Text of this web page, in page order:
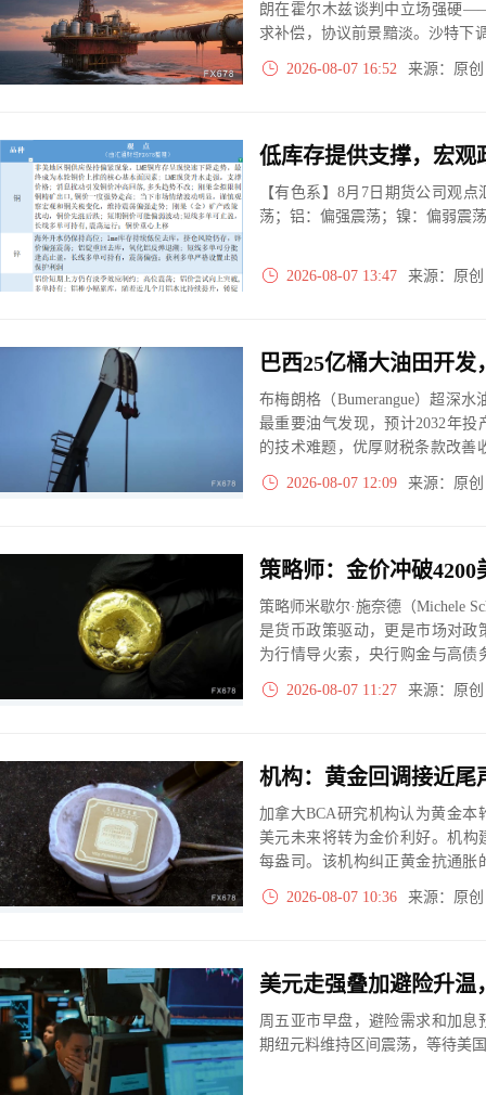
朗在霍尔木兹谈判中立场强硬
求补偿，协议前景黯淡。沙特下
行推高运输成本。ING维持三季
2026-08-07 16:52 来源：原
【有色系】8月7日期货公司观
荡；铝：偏强震荡；镍：偏弱震
2026-08-07 13:47 来源：原
布梅朗格（Bumerangue）超深
最重要油气发现，预计2032年
的技术难题，优厚财税条款改善
也可承接巴西老牌盐下油田减
败。
2026-08-07 12:09 来源：原
策略师米歇尔·施奈德（Michele
是货币政策驱动，更是市场对政
为行情导火索，央行购金与高
时提示白银通胀弹性更强，市场
2026-08-07 11:27 来源：原
加拿大BCA研究机构认为黄金
美元未来将转为金价利好。机构
每盎司。该机构纠正黄金抗通胀
行购金仅起到托底作用，地缘只
2026-08-07 10:36 来源：原
美元走强叠加避险升温
周五亚市早盘，避险需求和加
期纽元料维持区间震荡，等待美